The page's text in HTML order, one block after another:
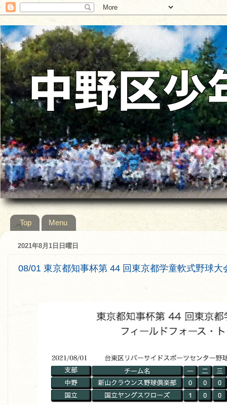
Top Menu
2021年8月1日日曜日
08/01 東京都知事杯第 44 回東京都学童軟式野球